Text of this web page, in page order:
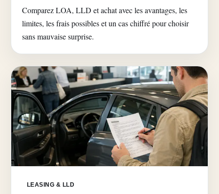
Comparez LOA, LLD et achat avec les avantages, les
limites, les frais possibles et un cas chiffré pour choisir
sans mauvaise surprise.
LEASING & LLD